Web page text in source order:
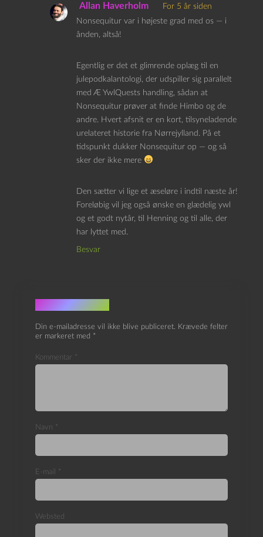
Allan Haverholm
For 5 år siden
Nonsequitur var i højeste grad med os — i
ånden, altså!
Egentlig er det et glimrende oplæg til en
julepodkalantologi, der udspiller sig parallelt
med Æ YwlQuests handling, sådan at
Nonsequitur prøver at finde Himbo og de
andre. Hvert afsnit er en kort, tilsyneladende
urelateret historie fra Nørrejylland. På et
tidspunkt dukker Nonsequitur op — og så
sker der ikke mere
Den sætter vi lige et æseløre i indtil næste år!
Foreløbig vil jeg også ønske en glædelig ywl
og et godt nytår, til Henning og til alle, der
har lyttet med.
Besvar
Skriv et svar
Din e-mailadresse vil ikke blive publiceret. Krævede felter
er markeret med *
Kommentar *
Navn *
E-mail *
Websted